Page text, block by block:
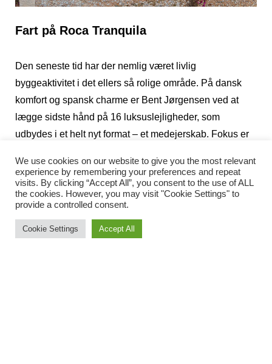
Fart på Roca Tranquila
Den seneste tid har der nemlig været livlig
byggeaktivitet i det ellers så rolige område. På dansk
komfort og spansk charme er Bent Jørgensen ved at
lægge sidste hånd på 16 luksuslejligheder, som
udbydes i et helt nyt format – et medejerskab. Fokus er
bliver luksuriøst med en masse fællesfaciliteter som
spa, sauna, fitness og pool med solterrasse. Hver ejer
får mindst fem ugers ophold om året plus mulighed for
spontane besøg for at sikre fleksibiliteten,” fortæller Bent
Jørgensen. Det tidligere restaurantområde, som husede
We use cookies on our website to give you the most relevant
experience by remembering your preferences and repeat
visits. By clicking “Accept All”, you consent to the use of ALL
the cookies. However, you may visit "Cookie Settings" to
provide a controlled consent.
Cookie Settings Accept All